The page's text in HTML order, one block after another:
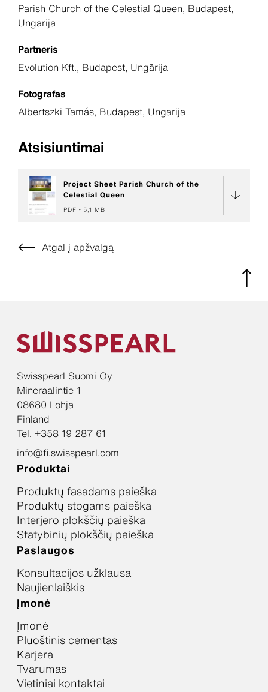
Parish Church of the Celestial Queen, Budapest,
Ungārija
Partneris
Evolution Kft., Budapest, Ungārija
Fotografas
Albertszki Tamás, Budapest, Ungārija
Atsisiuntimai
Project Sheet Parish Church of the
Celestial Queen
PDF 5,1 MB
Atgal į apžvalgą
Swisspearl Suomi Oy
Mineraalintie 1
08680 Lohja
Finland
Tel. +358 19 287 61
info@fi.swisspearl.com
Produktai
Produktų fasadams paieška
Produktų stogams paieška
Interjero plokščių paieška
Statybinių plokščių paieška
Paslaugos
Konsultacijos užklausa
Naujienlaiškis
Įmonė
Įmonė
Pluoštinis cementas
Karjera
Tvarumas
Vietiniai kontaktai